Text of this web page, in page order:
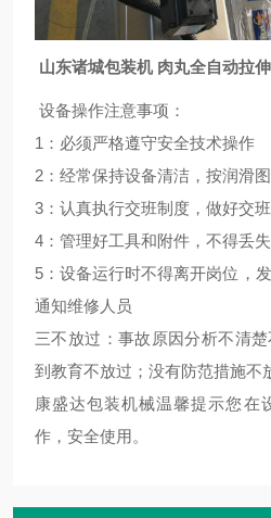
山东诸城包装机 肉丸全自动拉
设备操作注意事项：
1：必须严格遵守安全技术操作
2：经常保持设备清洁，按润滑
3：认真执行交班制度，做好交
4：管理好工具和附件，不得丢失
5：设备运行时不得离开岗位，
通知维修人员
三不放过：事故原因分析不清
到教育不放过；没有防范措施不
康盛达包装机械温馨提示您在
作，安全使